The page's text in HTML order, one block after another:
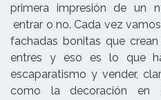
primera impresión de un
entrar o no. Cada vez
fachadas bonitas que
entres y eso es lo que
escaparatismo y vender,
como la decoración en